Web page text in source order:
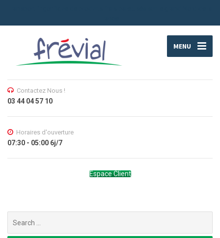
MENU
Contactez Nous !
03 44 04 57 10
Horaires d'ouverture
07:30 - 05:00 6j/7
Espace Client
for: